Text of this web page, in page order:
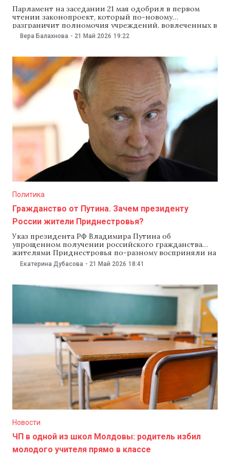
Парламент на заседании 21 мая одобрил в первом
чтении законопроект, который по-новому
разграничит полномочия учреждений, вовлеченных в
расследование дел о коррупции, финансовом
мошенничестве и организованной преступности.
приняли голосами 57 депутатов. Так, Наццентр
борьбы с коррупцией (НЦБК) получит дела о
банковском мошенничестве, а Антикоррупционную
прокуратуру ожидает
Вера Балахнова - 21 Май 2026 19:22
Политика
Гражданство от Путина. Зачем президенту
России жители Приднестровья?
Указ президента РФ Владимира Путина об
упрощенном получении российского гражданства
жителями Приднестровья по-разному восприняли на
двух берегах Днестра: в Тирасполе — как руку помощи,
в Кишиневе — как желание отправить молдаван на
регионе. О том, как понимать указ Путина и зачем
Екатерина Дубасова - 21 Май 2026 18:41
Новости
ЧП в одной из школ Молдовы: родитель избил
молодого учителя прямо в классе